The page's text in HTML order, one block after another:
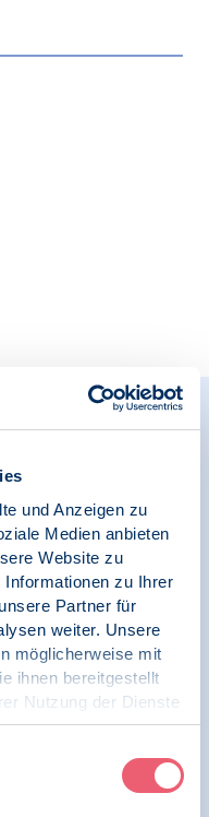
und Anzeigen zu
Medien anbieten
Website zu
zu Ihrer
Partner für
weiter. Unsere
möglicherweise mit
ihnen bereitgestellt
Nutzung der Dienste
im